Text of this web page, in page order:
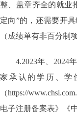
整、盖章齐全的就业
定向”的，还需要开
（成绩单有非百分制
4.2023年、2024
家承认的学历、学
（https://
电子注册备案表》《